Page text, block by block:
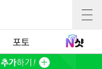
포토